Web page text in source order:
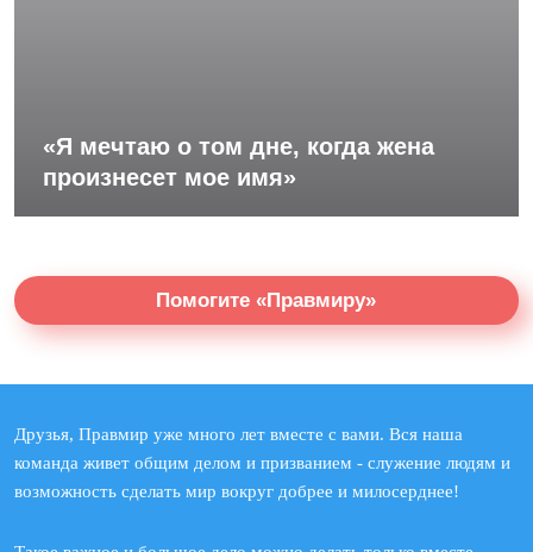
«Я мечтаю о том дне, когда жена
произнесет мое имя»
Помогите «Правмиру»
Друзья, Правмир уже много лет вместе с вами. Вся наша
команда живет общим делом и призванием - служение людям и
возможность сделать мир вокруг добрее и милосерднее!